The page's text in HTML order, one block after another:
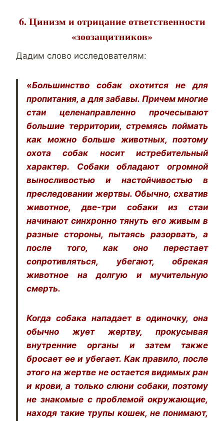
6. Цинизм и отрицание ответственности
«зоозащитников»
Дадим слово исследователям:
«Большинство собак охотится не для
пропитания, а для забавы. Причем многие
стаи целенаправленно прочесывают
большие территории, стремясь поймать
как можно больше животных, поэтому
охота собак носит истребительный
характер. Собаки обладают огромной
выносливостью и настойчивостью в
преследовании жертвы. Обычно, схватив
животное, две-три собаки из стаи
начинают синхронно тянуть его живым в
разные стороны, пытаясь разорвать, а
после того, как оно перестает
сопротивляться, убегают, обрекая
животное на долгую и мучительную
смерть.
Когда собака нападает в одиночку, она
обычно жует жертву, прокусывая
внутренние органы и затем также
бросает ее и убегает. Как правило, после
этого на жертве не остается видимых ран
и крови, а только слюни собаки, поэтому
не знакомые с проблемой окружающие,
находя такие трупы кошек, не понимают,